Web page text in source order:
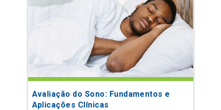
Avaliação do Sono: Fundamentos e
Aplicações Clínicas